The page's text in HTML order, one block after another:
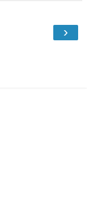
‹